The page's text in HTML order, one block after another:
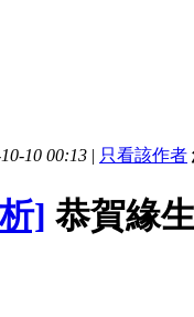
10 00:13 | 只看該作者
] 恭賀緣